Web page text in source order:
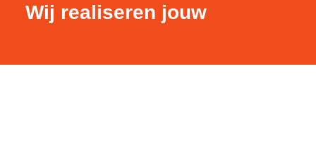
Wij realiseren jouw